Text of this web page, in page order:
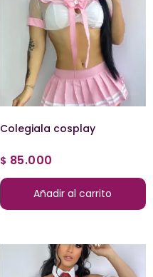
Colegiala cosplay
$ 85.000
Añadir al carrito